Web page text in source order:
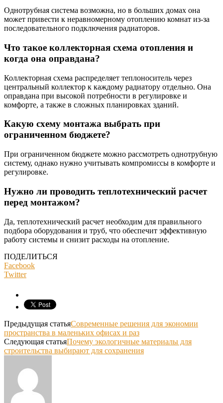
Однотрубная система возможна, но в больших домах она
может привести к неравномерному отоплению комнат из-за
последовательного подключения радиаторов.
Что такое коллекторная схема отопления и
когда она оправдана?
Коллекторная схема распределяет теплоноситель через
центральный коллектор к каждому радиатору отдельно. Она
оправдана при высокой потребности в регулировке и
комфорте, а также в сложных планировках зданий.
Какую схему монтажа выбрать при
ограниченном бюджете?
При ограниченном бюджете можно рассмотреть однотрубную
систему, однако нужно учитывать компромиссы в комфорте и
регулировке.
Нужно ли проводить теплотехнический расчет
перед монтажом?
Да, теплотехнический расчет необходим для правильного
подбора оборудования и труб, что обеспечит эффективную
работу системы и снизит расходы на отопление.
ПОДЕЛИТЬСЯ
Facebook
Twitter
Предыдущая статьяСовременные решения для экономии
пространства в маленьких офисах и раз
Следующая статьяПочему экологичные материалы для
строительства выбирают для сохранения